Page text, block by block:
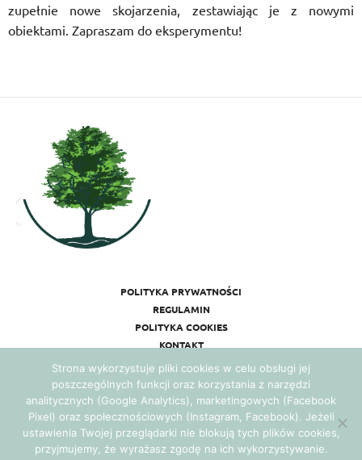
zupełnie nowe skojarzenia, zestawiając je z nowymi
obiektami. Zapraszam do eksperymentu!
POLITYKA PRYWATNOŚCI
REGULAMIN
POLITYKA COOKIES
KONTAKT
Strona wykorzystuje pliki cookies w celu obsługi jej
poszczególnych funkcji oraz korzystania z narzędzi
analitycznych (Google Analytics), marketingowych (Facebook
Pixel) oraz społecznościowych (Instagram, Facebook). Jeżeli
ustawienia Twojej przeglądarki nie blokują tych plików cookies,
przyjmujemy, że wyrażasz zgodę na ich wykorzystywanie.